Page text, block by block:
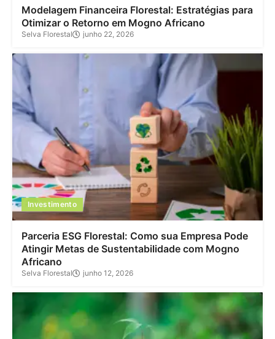
Modelagem Financeira Florestal: Estratégias para
Otimizar o Retorno em Mogno Africano
Selva Florestal junho 22, 2026
Investimento
Parceria ESG Florestal: Como sua Empresa Pode
Atingir Metas de Sustentabilidade com Mogno
Africano
Selva Florestal junho 12, 2026